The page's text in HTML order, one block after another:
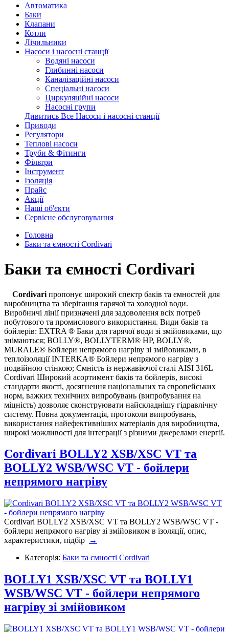
Автоматика
Баки
Клапани
Котли
Лічильники
Насоси і насосні станції
Водяні насоси
Глибинні насоси
Каналізаційні насоси
Спеціальні насоси
Циркуляційні насоси
Насосні групи
Дивитись Все Насоси і насосні станції
Приводи
Регулятори
Теплові насоси
Труби & Фітинги
Фільтри
Інструмент
Ізоляція
Прайс
Акції
Наші об'єкти
Сервісне обслуговування
Головна
Баки та ємності Cordivari
Баки та ємності Cordivari
Cordivari пропонує широкий спектр баків та ємностей для
виробництва та зберігання гарячої та холодної води.
Виробничі лінії призначені для задоволення всіх потреб
побутового та промислового використання. Види баків та
бойлерів: EXTRA ® Баки для гарячої води зі змійовиками, що
знімаються; BOLLY®, BOLLYTERM® HP, BOLLY®,
MURALE® Бойлери непрямого нагріву зі змійовиками, в
теплоізоляції INTERKA® Бойлери непрямого нагріву з
подвійною стінкою; Ємність із нержавіючої сталі AISI 316L
Cordivari Широкий асортимент баків та бойлерів, високі
стандарти якості, досягнення національних та європейських
норм, важких технічних випробувань (випробування на
міцність) дозволяє сконструювати найскладнішу гідравлічну
систему. Повна документація, протоколи випробувань,
використання найефективніших матеріалів для виробництва,
широкі можливості для інтеграції з різними джерелами енергії.
Cordivari BOLLY2 XSB/XSC VT та
BOLLY2 WSB/WSC VT - бойлери
непрямого нагріву
Cordivari BOLLY2 XSB/XSC VT та BOLLY2 WSB/WSC VT -
бойлери непрямого нагріву зі змійовиком в ізоляції, опис,
характеристики, підбір
→
Категорія: Баки та ємності Cordivari
BOLLY1 XSB/XSC VT та BOLLY1
WSB/WSC VT - бойлери непрямого
нагріву зі змійовиком